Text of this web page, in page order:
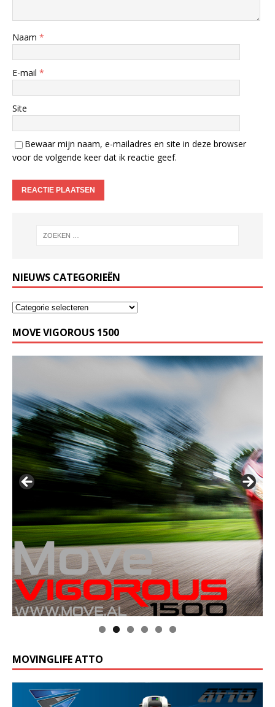
Naam *
E-mail *
Site
Bewaar mijn naam, e-mailadres en site in deze browser
voor de volgende keer dat ik reactie geef.
NIEUWS CATEGORIEËN
MOVE VIGOROUS 1500
MOVINGLIFE ATTO